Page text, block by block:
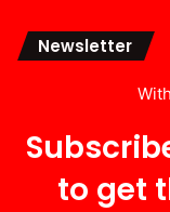
Newsletter
to get